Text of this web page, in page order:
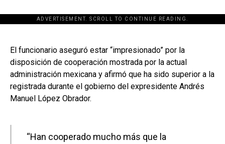
ADVERTISEMENT. SCROLL TO CONTINUE READING.
[adsforwp id="243463"]
El funcionario aseguró estar “impresionado” por la
disposición de cooperación mostrada por la actual
administración mexicana y afirmó que ha sido superior a la
registrada durante el gobierno del expresidente Andrés
Manuel López Obrador.
“Han cooperado mucho más que la